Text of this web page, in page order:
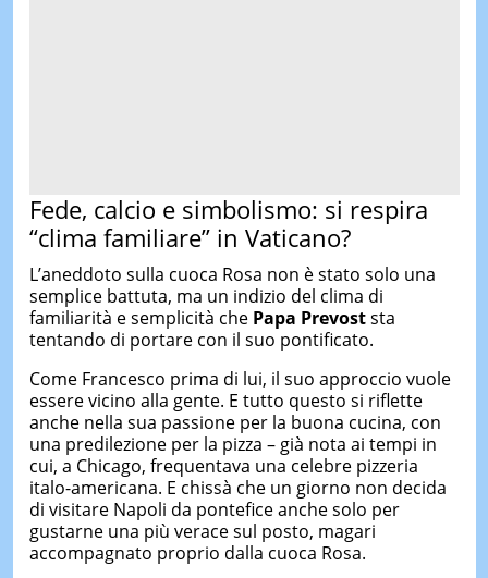
Fede, calcio e simbolismo: si respira
“clima familiare” in Vaticano?
L’aneddoto sulla cuoca Rosa non è stato solo una
semplice battuta, ma un indizio del clima di
familiarità e semplicità che Papa Prevoststa
tentando di portare con il suo pontificato.
Come Francesco prima di lui, il suo approccio vuole
essere vicino alla gente. E tutto questo si riflette
anche nella sua passione per la buona cucina, con
una predilezione per la pizza – già nota ai tempi in
cui, a Chicago, frequentava una celebre pizzeria
italo-americana. E chissà che un giorno non decida
di visitare Napoli da pontefice anche solo per
gustarne una più verace sul posto, magari
accompagnato proprio dalla cuoca Rosa.